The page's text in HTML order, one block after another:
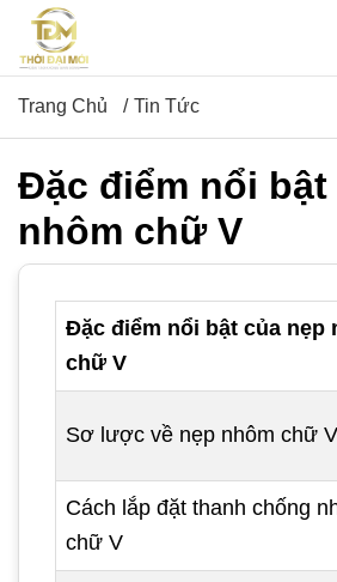
Trang Chủ Tin Tức
Đặc điểm nổi bật
nhôm chữ V
Đặc điểm nổi bật của nẹp
chữ V
Sơ lược về nẹp nhôm chữ V
Cách lắp đặt thanh chống
chữ V